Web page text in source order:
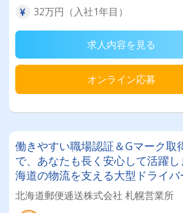
32万円（入社1年目）
求人内容を見る
オンライン応募
働きやすい職場認証＆Gマーク取
で、あなたも長く安心して活躍
海道の物流を支える大型ドライ
迎◎残業月平均8～9時間◎賞与年
績：計4.05ヶ月分）◎カゴ台車メ
北海道郵便逓送株式会社 札幌営業所